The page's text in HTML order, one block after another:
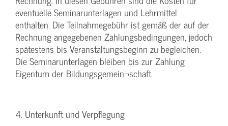
eventuelle Seminarunterlagen und Lehrmittel
enthalten. Die Teilnahmegebühr ist gemäß der auf der
Rechnung angegebenen Zahlungsbedingungen, jedoch
spätestens bis Veranstaltungsbeginn zu begleichen.
Die Seminarunterlagen bleiben bis zur Zahlung
Eigentum der Bildungsgemein¬schaft.
4. Unterkunft und Verpflegung